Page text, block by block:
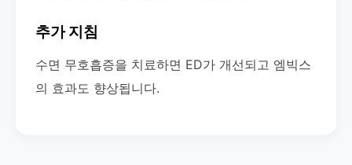
추가 지침
수면 무호흡증을 치료하면 ED가 개선되고 엠빅스
의 효과도 향상됩니다.